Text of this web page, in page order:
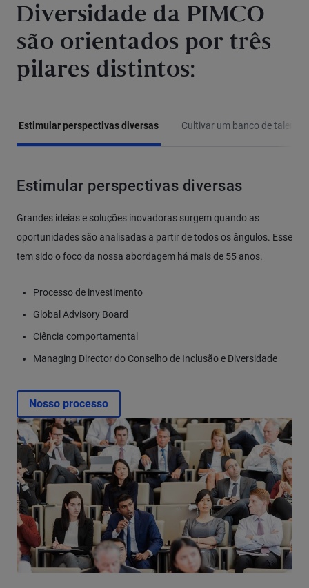
Diversidade da PIMCO
são orientados por três
pilares distintos:
Estimular perspectivas diversas Cultivar um banco de talentos
Estimular perspectivas diversas
Grandes ideias e soluções inovadoras surgem quando as
oportunidades são analisadas a partir de todos os ângulos. Esse
tem sido o foco da nossa abordagem há mais de 55 anos.
Processo de investimento
Global Advisory Board
Ciência comportamental
Managing Director do Conselho de Inclusão e Diversidade
Nosso processo